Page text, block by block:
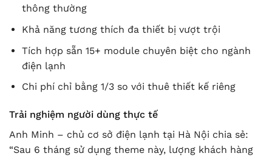
thông thường
Khả năng tương thích đa thiết bị vượt trội
Tích hợp sẵn 15+ module chuyên biệt cho ngành
điện lạnh
Chi phí chỉ bằng 1/3 so với thuê thiết kế riêng
Trải nghiệm người dùng thực tế
Anh Minh – chủ cơ sở điện lạnh tại Hà Nội chia sẻ:
“Sau 6 tháng sử dụng theme này, lượng khách hàng